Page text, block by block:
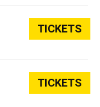
TICKETS
TICKETS